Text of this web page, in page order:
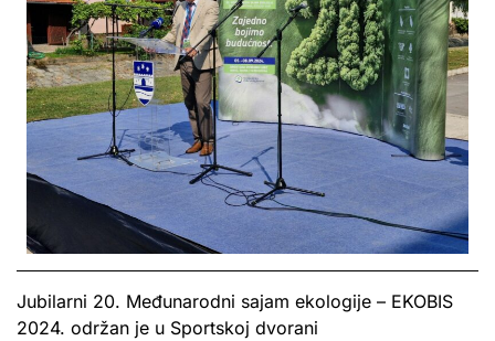
Jubilarni 20. Međunarodni sajam ekologije – EKOBIS
2024. održan je u Sportskoj dvorani